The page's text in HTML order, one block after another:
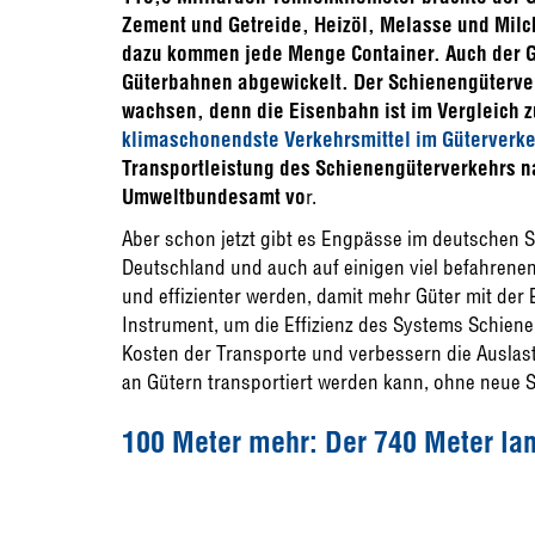
Zement und Getreide, Heizöl, Melasse und
dazu kommen jede Menge Container. Auch
Güterbahnen abgewickelt. Der
wachsen, denn die Eisenbahn ist im Vergleich
klimaschonendste Verkehrsmittel im
Transportleistung des Schienengüterverkehrs
Umweltbundesamt vor.
Aber schon jetzt gibt es Engpässe im deutschen
Deutschland und auch auf einigen viel
und effizienter werden, damit mehr Güter mit
Instrument, um die Effizienz des Systems
Kosten der Transporte und verbessern die
an Gütern transportiert werden kann, ohne neue
100 Meter mehr: Der 740 Meter